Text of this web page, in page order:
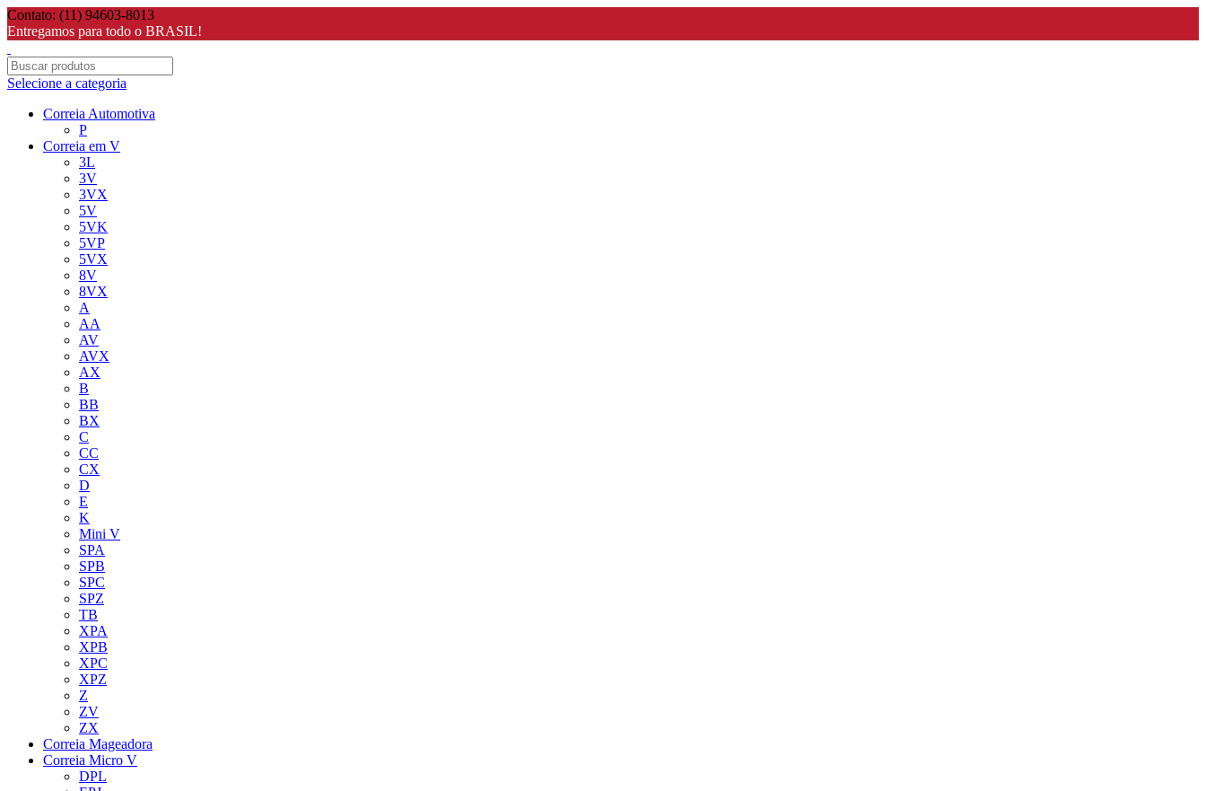
Contato: (11) 94603-8013
Entregamos para todo o BRASIL!
Selecione a categoria
Correia Automotiva
P
Correia em V
3L
3V
3VX
5V
5VK
5VP
5VX
8V
8VX
A
AA
AV
AVX
AX
B
BB
BX
C
CC
CX
D
E
K
Mini V
SPA
SPB
SPC
SPZ
TB
XPA
XPB
XPC
XPZ
Z
ZV
ZX
Correia Mageadora
Correia Micro V
DPL